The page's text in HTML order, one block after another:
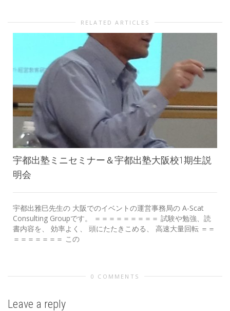
RELATED ARTICLES
宇都出塾ミニセミナー＆宇都出塾大阪校1期生説
明会
宇都出雅巳先生の 大阪でのイベントの運営事務局の A-Scat
Consulting Groupです。 ＝＝＝＝＝＝＝＝＝ 試験や勉強、読
書内容を、 効率よく、 頭にたたきこめる、 高速大量回転 ＝＝
＝＝＝＝＝＝＝ この
0 COMMENTS
Leave a reply